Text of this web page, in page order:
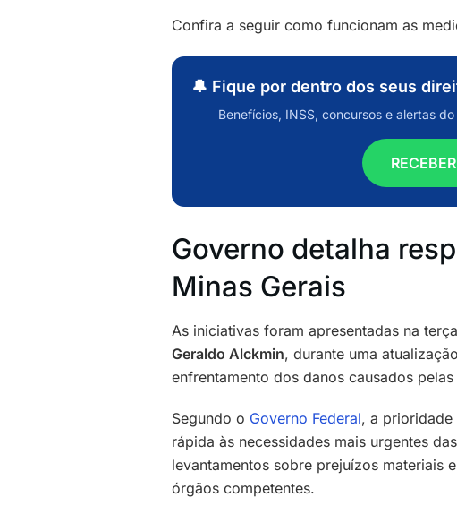
Confira a seguir como funcionam as
🔔 Fique por dentro dos seus
Benefícios, INSS, concursos e alertas
Governo detalha
Minas Gerais
As iniciativas foram apresentadas na
Geraldo Alckmin, durante uma
enfrentamento dos danos causados
Segundo o Governo Federal, a prioridade
rápida às necessidades mais urgentes
levantamentos sobre prejuízos materiais
órgãos competentes.